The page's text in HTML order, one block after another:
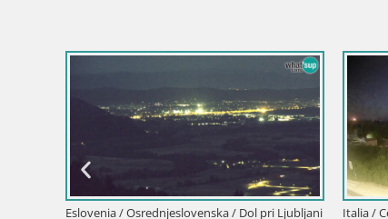
Eslovenia / Savinjska / Velenje